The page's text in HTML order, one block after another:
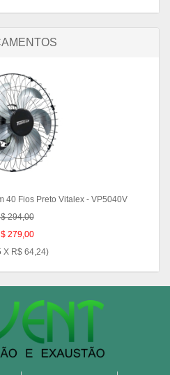
40 Fios Preto Vitalex - VP5040V
294,00
279,00
X R$ 64,24)